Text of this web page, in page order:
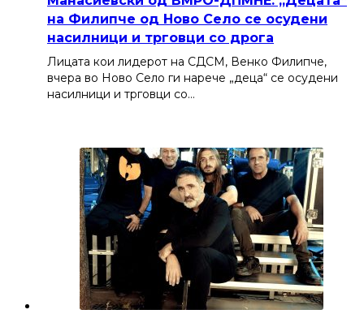
на Филипче од Ново Село се осудени
насилници и трговци со дрога
Лицата кои лидерот на СДСМ, Венко Филипче,
вчера во Ново Село ги нарече „деца“ се осудени
насилници и трговци со…